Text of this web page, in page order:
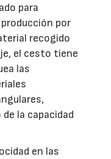
para
por
recogido
el cesto tiene
las
la capacidad
en las